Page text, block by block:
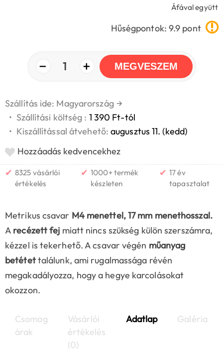
Áfával együtt
Hűségpontok: 9.9 pont
− 1 + MEGVESZEM
Szállítás ide: Magyarország →
• Szállítási költség : 1 390 Ft-tól
• Kiszállítással átvehető:augusztus 11. (kedd)
Hozzáadás kedvencekhez
✔ 8325 vásárlói
értékelés
✔ 1000+ termék
készleten
✔ 17 év
tapasztalat
Metrikus csavar M4 menettel, 17 mm menethosszal.
A recézett fej miatt nincs szükség külön szerszámra,
kézzel is tekerhető. A csavar végén műanyag
betétettalálunk, ami rugalmassága révén
megakadályozza, hogy a hegye karcolásokat
okozzon.
Csomag
árak
Vásárlói
értékelés
(0)
Adatlap Galéria